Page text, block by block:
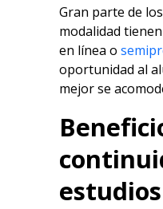
Gran parte de
modalidad
en línea o
oportunidad al
mejor se
estudios